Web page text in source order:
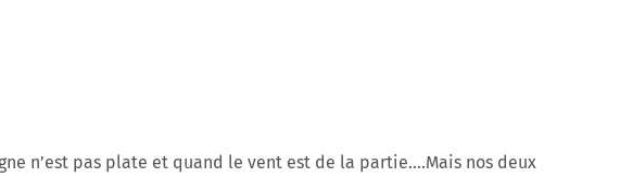
n’est pas plate et quand le vent est de la partie….Mais nos deux